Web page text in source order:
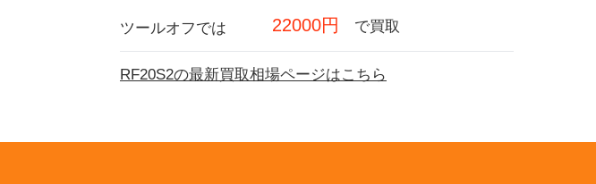
ツールオフでは 22000円 で買取
RF20S2の最新買取相場ページはこちら